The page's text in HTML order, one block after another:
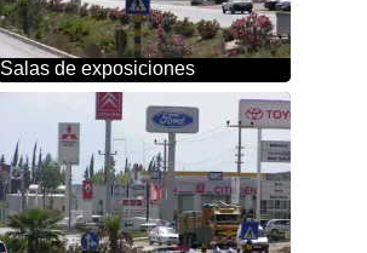
Salas de exposiciones